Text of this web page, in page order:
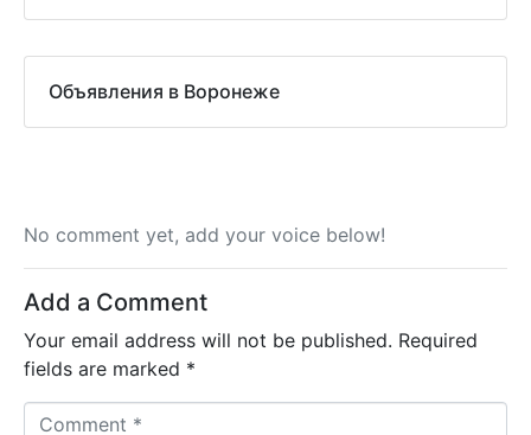
Объявления в Воронеже
No comment yet, add your voice below!
Add a Comment
Your email address will not be published. Required
fields are marked *